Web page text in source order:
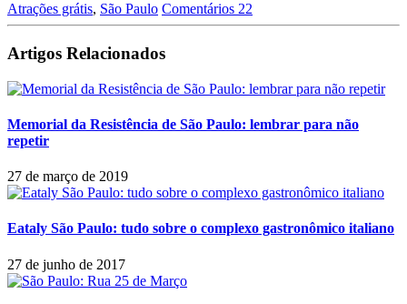
Atrações grátis, São Paulo Comentários 22
Artigos Relacionados
Memorial da Resistência de São Paulo: lembrar para não
repetir
27 de março de 2019
Eataly São Paulo: tudo sobre o complexo gastronômico italiano
27 de junho de 2017